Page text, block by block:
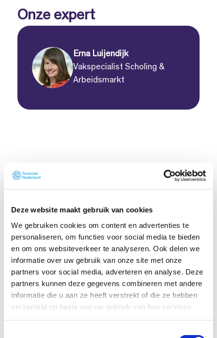
Deze website maakt gebruik van cookies
We gebruiken cookies om content en advertenties te
personaliseren, om functies voor social media te bieden
en om ons websiteverkeer te analyseren. Ook delen we
informatie over uw gebruik van onze site met onze
partners voor social media, adverteren en analyse. Deze
partners kunnen deze gegevens combineren met andere
informatie die u aan ze heeft verstrekt of die ze hebben
verzameld op basis van uw gebruik van hun services.
Onze expert
Erna Luijendijk
Vakspecialist Scholing &
Arbeidsmarkt
Pilot regeling kennismigranten
Ons standpunt
De uitdaging om voldoende personeel te vinden
voor de uitdagingen, kunnen we niet alleen
bereiken met het huidige arbeidspotentieel in
Nederland of met slimmer werken. Techniek
Nederland pleit daarom voor het aanpassen van